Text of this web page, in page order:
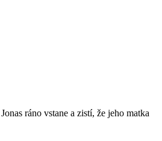
ráno vstane a zistí, že jeho matka